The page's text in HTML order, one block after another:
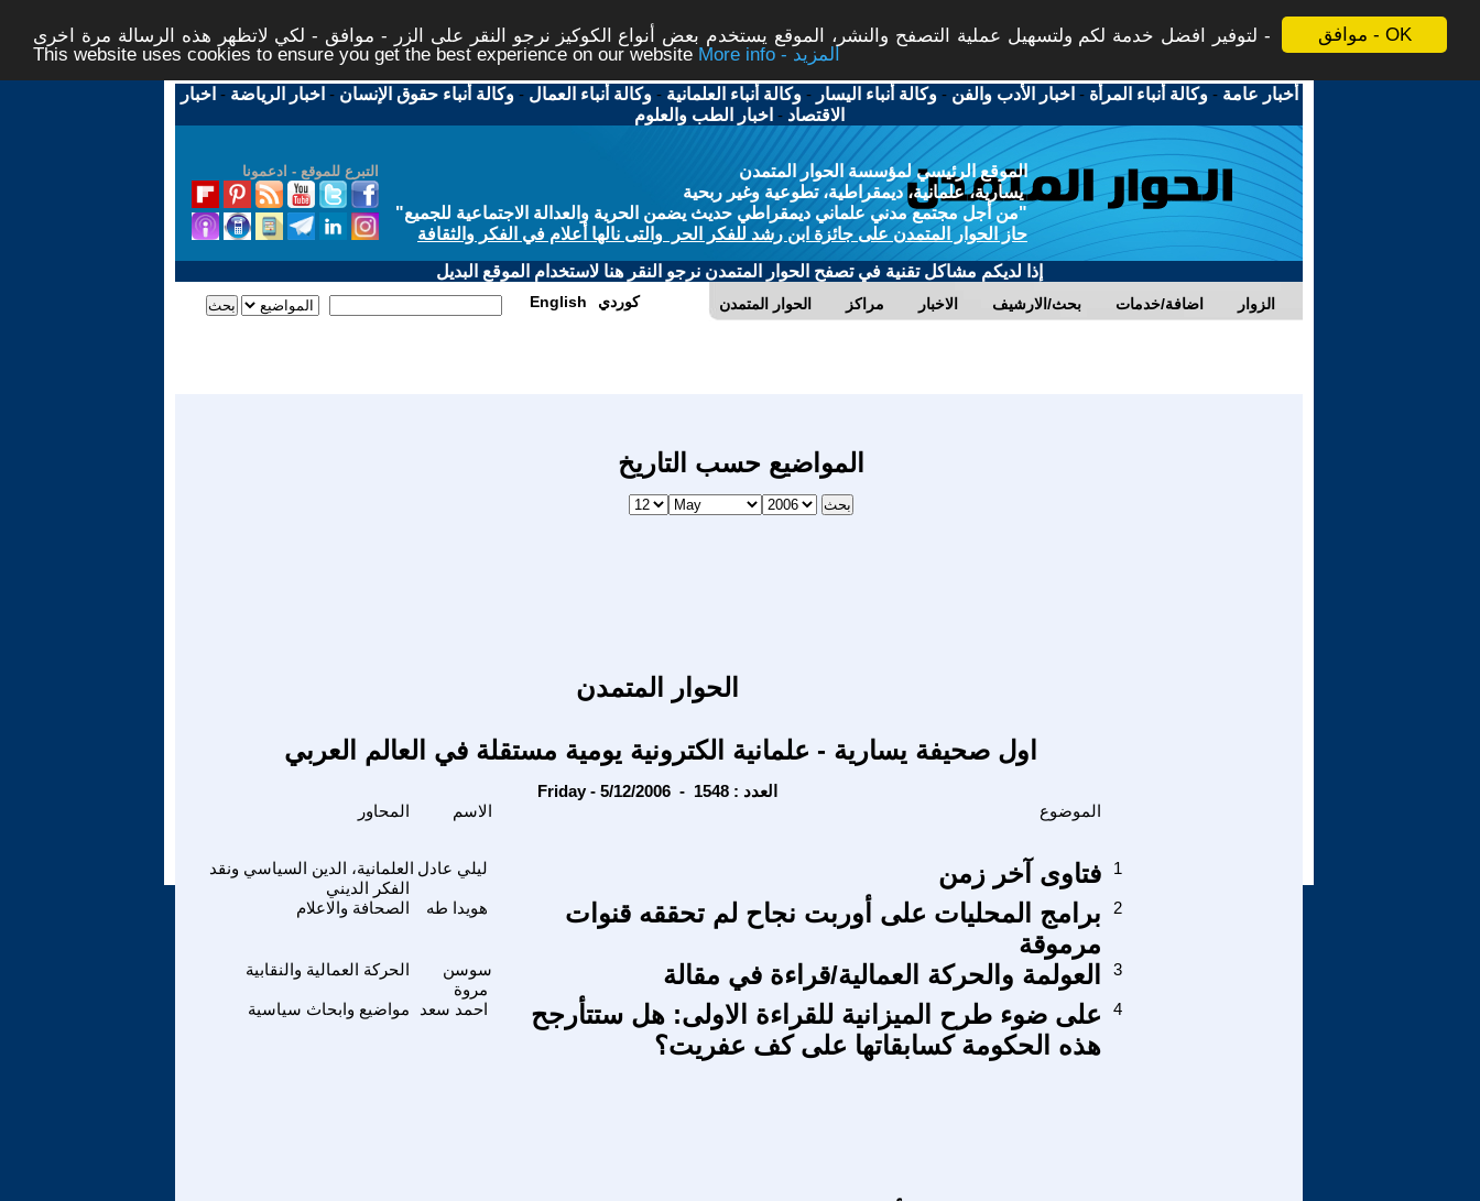
موافق - OK
لتوفير افضل خدمة لكم ولتسهيل عملية التصفح والنشر، الموقع يستخدم بعض أنواع الكوكيز نرجو النقر على الزر - موافق - لكي لاتظهر هذه الرسالة مرة اخرى -
This website uses cookies to ensure you get the best experience on our website
More info - المزيد
أخبار عامة -وكالة أنباء المرأة - اخبار الأدب والفن -وكالة أنباء اليسار -وكالة أنباء العلمانية -وكالة أنباء العمال -وكالة أنباء حقوق الإنسان - اخبار الرياضة - اخبار
الاقتصاد - اخبار الطب والعلوم
التبرع للموقع - ادعمونا
الموقع الرئيسي لمؤسسة الحوار المتمدن
يسارية، علمانية، ديمقراطية، تطوعية وغير ربحية
"من أجل مجتمع مدني علماني ديمقراطي حديث يضمن الحرية والعدالة الاجتماعية للجميع"
حاز الحوار المتمدن على جائزة ابن رشد للفكر الحر والتى نالها أعلام في الفكر والثقافة
إذا لديكم مشاكل تقنية في تصفح الحوار المتمدن نرجو النقر هنا لاستخدام الموقع البديل
الحوار المتمدن مراكز الاخبار بحث/الارشيف اضافة/خدمات الزوار English كوردي
المواضيع حسب التاريخ
الحوار المتمدن
اول صحيفة يسارية - علمانية الكترونية يومية مستقلة في العالم العربي
Friday - 5/12/2006 - العدد : 1548
الاسم الموضوع
العلمانية، الدين السياسي ونقد
الفكر الديني
ليلي عادل فتاوى آخر زمن 1
الصحافة والاعلام هويدا طه
برامج المحليات على أوربت نجاح لم تحققه قنوات
مرموقة
2
الحركة العمالية والنقابية
سوسن
مروة
العولمة والحركة العمالية/قراءة في مقالة 3
مواضيع وابحاث سياسية احمد سعد
على ضوء طرح الميزانية للقراءة الاولى: هل ستتأرجح
هذه الحكومة كسابقاتها على كف عفريت؟
4